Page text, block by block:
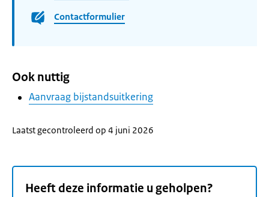
Contactformulier
Ook nuttig
Aanvraag bijstandsuitkering
Laatst gecontroleerd op 4 juni 2026
Heeft deze informatie u geholpen?